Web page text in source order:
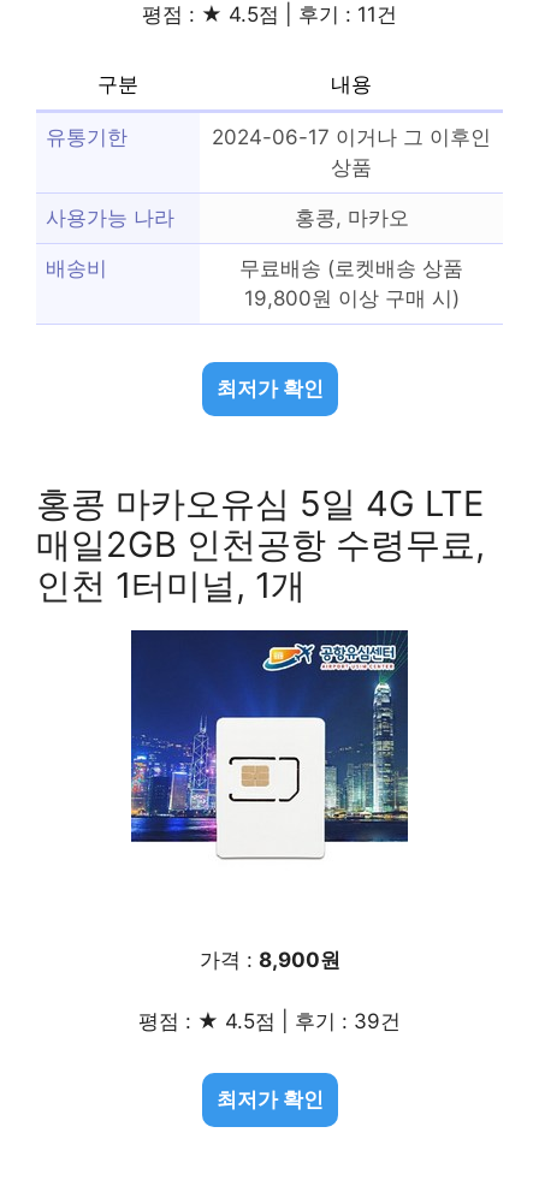
평점 : ★ 4.5점 | 후기 : 11건
구분 내용
유통기한
2024-06-17 이거나 그 이후인
상품
사용가능 나라 홍콩, 마카오
배송비
무료배송 (로켓배송 상품
19,800원 이상 구매 시)
최저가 확인
홍콩 마카오유심 5일 4G LTE
매일2GB 인천공항 수령무료,
인천 1터미널, 1개
가격 : 8,900원
평점 : ★ 4.5점 | 후기 : 39건
최저가 확인